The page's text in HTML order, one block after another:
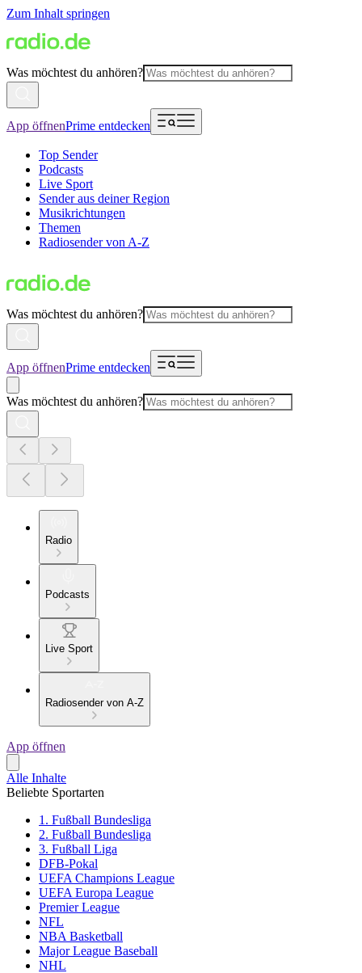
Zum Inhalt springen
Was möchtest du anhören?
App öffnenPrime entdecken
Top Sender
Podcasts
Live Sport
Sender aus deiner Region
Musikrichtungen
Themen
Radiosender von A-Z
Was möchtest du anhören?
App öffnenPrime entdecken
Was möchtest du anhören?
Radio
Podcasts
Live Sport
Radiosender von A-Z
App öffnen
Alle Inhalte
Beliebte Sportarten
1. Fußball Bundesliga
2. Fußball Bundesliga
3. Fußball Liga
DFB-Pokal
UEFA Champions League
UEFA Europa League
Premier League
NFL
NBA Basketball
Major League Baseball
NHL